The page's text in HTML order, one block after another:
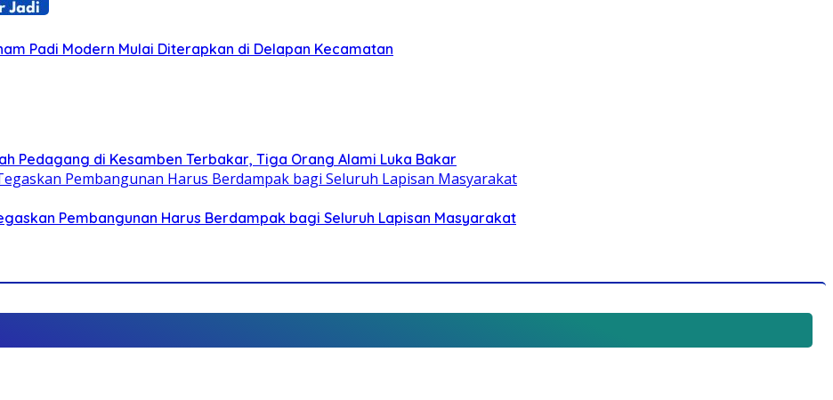
Padi Modern Mulai Diterapkan di Delapan Kecamatan
Pedagang di Kesamben Terbakar, Tiga Orang Alami Luka Bakar
Pembangunan Harus Berdampak bagi Seluruh Lapisan Masyarakat